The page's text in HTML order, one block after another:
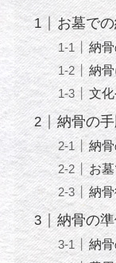
お墓で
納
納
文
納骨の
納
お
納
納骨の
納